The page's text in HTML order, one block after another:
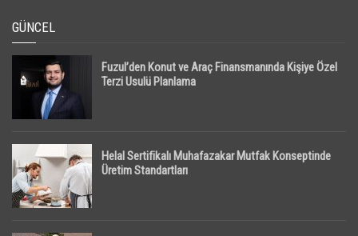
GÜNCEL
Fuzul’den Konut ve Araç Finansmanında Kişiye Özel
Terzi Usulü Planlama
Helal Sertifikalı Muhafazakar Mutfak Konseptinde
Üretim Standartları